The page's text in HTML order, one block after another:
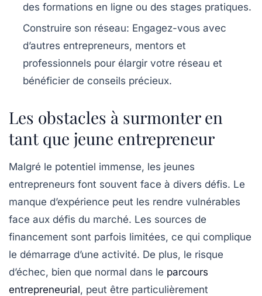
des formations en ligne ou des stages pratiques.
Construire son réseau: Engagez-vous avec
d’autres entrepreneurs, mentors et
professionnels pour élargir votre réseau et
bénéficier de conseils précieux.
Les obstacles à surmonter en
tant que jeune entrepreneur
Malgré le potentiel immense, les jeunes
entrepreneurs font souvent face à divers défis. Le
manque d’expérience peut les rendre vulnérables
face aux défis du marché. Les sources de
financement sont parfois limitées, ce qui complique
le démarrage d’une activité. De plus, le risque
d’échec, bien que normal dans le parcours
entrepreneurial, peut être particulièrement